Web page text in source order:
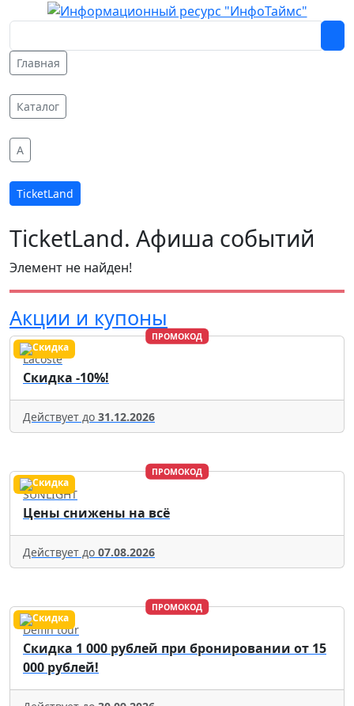
Главная
Каталог
A
TicketLand
TicketLand. Афиша событий
Элемент не найден!
Акции и купоны
ПРОМОКОД
Lacoste
Скидка -10%!
Действует до 31.12.2026
ПРОМОКОД
SUNLIGHT
Цены снижены на всё
Действует до 07.08.2026
ПРОМОКОД
Delfin tour
Скидка 1 000 рублей при бронировании от 15
000 рублей!